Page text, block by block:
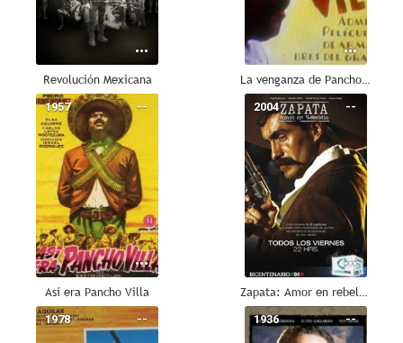
Revolución Mexicana La venganza de Pancho Villa
--
1957
Así era Pancho Villa
--
2004
Zapata: Amor en rebeldía
--
1978 --
1936